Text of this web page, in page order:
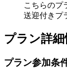
こちらのプ
送迎付きプ
プラン詳細
プラン参加条